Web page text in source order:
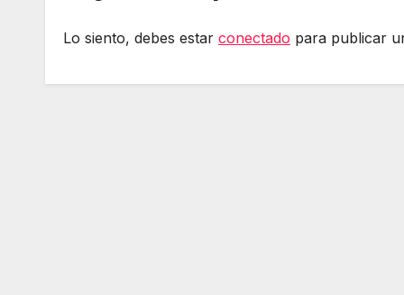
Lo siento, debes estar conectado para publicar